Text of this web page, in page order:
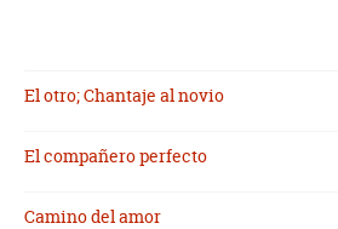
El otro; Chantaje al novio
El compañero perfecto
Camino del amor